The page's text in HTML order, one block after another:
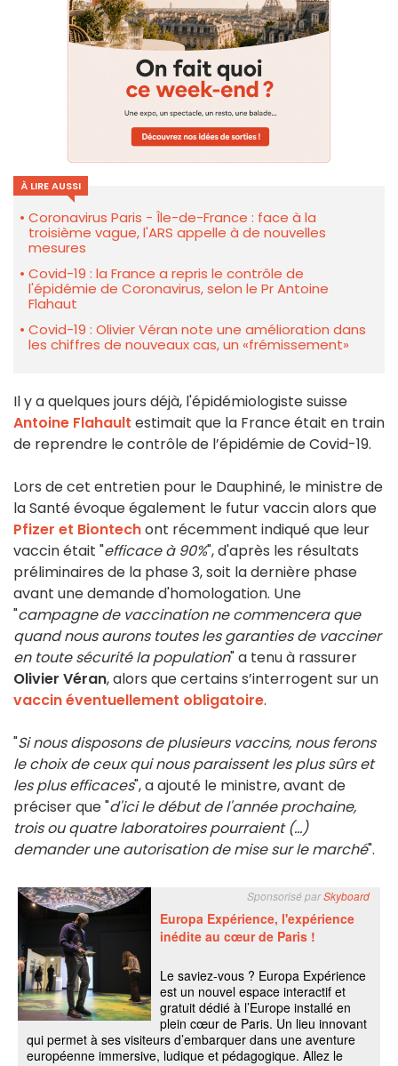
À LIRE AUSSI
Coronavirus Paris - Île-de-France : face à la
troisième vague, l'ARS appelle à de nouvelles
mesures
Covid-19 : la France a repris le contrôle de
l'épidémie de Coronavirus, selon le Pr Antoine
Flahaut
Covid-19 : Olivier Véran note une amélioration dans
les chiffres de nouveaux cas, un «frémissement»
Il y a quelques jours déjà, l'épidémiologiste suisse
Antoine Flahault estimait que la France était en train
de reprendre le contrôle de l’épidémie de Covid-19.
Lors de cet entretien pour le Dauphiné, le ministre de
la Santé évoque également le futur vaccin alors que
Pfizer et Biontechont récemment indiqué que leur
vaccin était "efficace à 90%", d'après les résultats
préliminaires de la phase 3, soit la dernière phase
avant une demande d'homologation. Une
"campagne de vaccination ne commencera que
quand nous aurons toutes les garanties de vacciner
en toute sécurité la population" a tenu à rassurer
Olivier Véran, alors que certains s’interrogent sur un
vaccin éventuellement obligatoire.
"Si nous disposons de plusieurs vaccins, nous ferons
le choix de ceux qui nous paraissent les plus sûrs et
les plus efficaces", a ajouté le ministre, avant de
préciser que "d'ici le début de l'année prochaine,
trois ou quatre laboratoires pourraient (...)
demander une autorisation de mise sur le marché".